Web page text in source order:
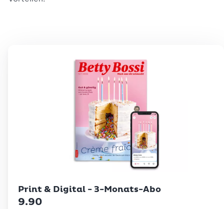
Print & Digital - 3-Monats-Abo
9.90